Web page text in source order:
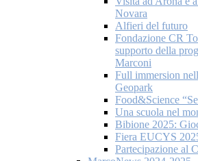
Novara
Alfieri del futuro
Fondazione CR
supporto della
Marconi
Full immersion
Geopark
Food&Science
Una scuola nel
Bibione 2025:
Fiera EUCYS
Partecipazione al